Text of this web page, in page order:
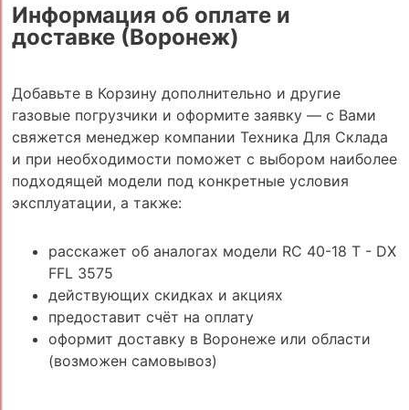
Информация об оплате и
доставке (Воронеж)
Добавьте в Корзину дополнительно и другие
газовые погрузчики и оформите заявку — с Вами
свяжется менеджер компании Техника Для Склада
и при необходимости поможет с выбором наиболее
подходящей модели под конкретные условия
эксплуатации, а также:
расскажет об аналогах модели RC 40-18 T - DX
FFL 3575
действующих скидках и акциях
предоставит счёт на оплату
оформит доставку в Воронеже или области
(возможен самовывоз)